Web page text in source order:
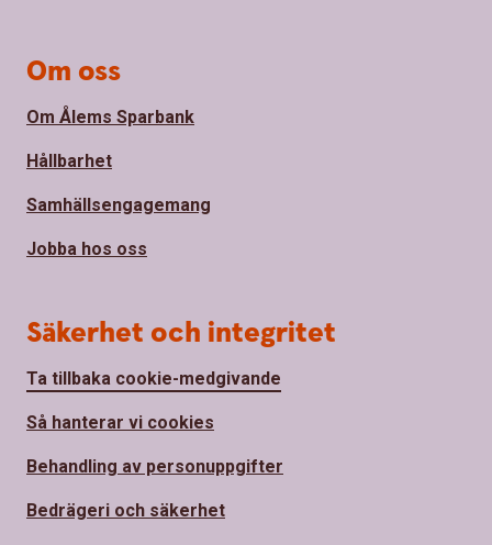
Om oss
Om Ålems Sparbank
Hållbarhet
Samhällsengagemang
Jobba hos oss
Säkerhet och integritet
Ta tillbaka cookie-medgivande
Så hanterar vi cookies
Behandling av personuppgifter
Bedrägeri och säkerhet